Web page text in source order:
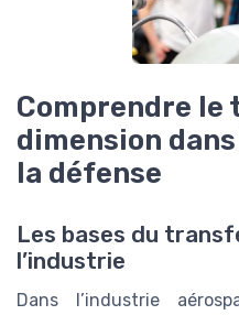
Comprendre
dimension
la défense
Les bases du
l’industrie
Dans l’industrie